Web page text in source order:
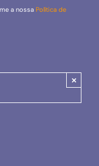
a nossa Política de
×